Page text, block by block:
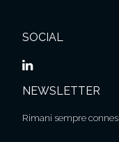
SOCIAL
NEWSLETTER
Rimani sempre